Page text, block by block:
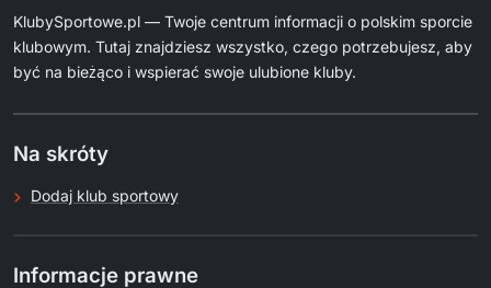
KlubySportowe.pl — Twoje centrum informacji o polskim sporcie
klubowym. Tutaj znajdziesz wszystko, czego potrzebujesz, aby
być na bieżąco i wspierać swoje ulubione kluby.
Na skróty
Dodaj klub sportowy
Informacje prawne